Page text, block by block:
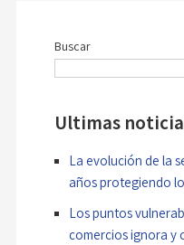
Buscar
Ultimas
La evolución de la
años protegiendo
Los puntos
comercios ignora y